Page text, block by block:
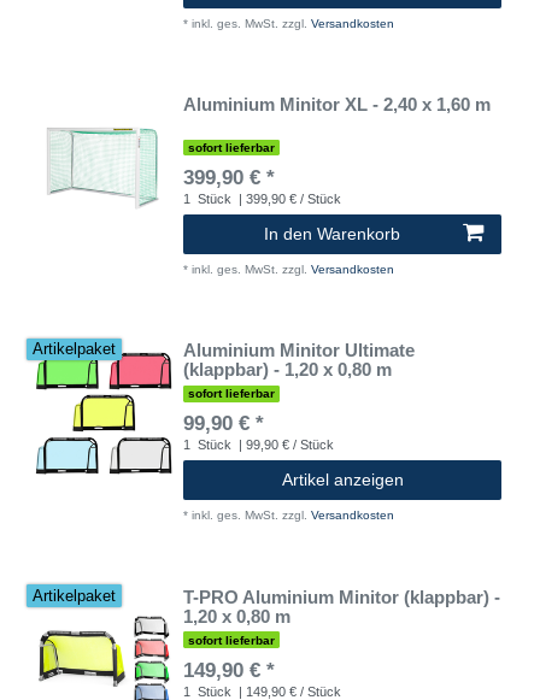
* inkl. ges. MwSt. zzgl. Versandkosten
Aluminium Minitor XL - 2,40 x 1,60 m
sofort lieferbar
399,90 € *
1 Stück | 399,90 € / Stück
In den Warenkorb
* inkl. ges. MwSt. zzgl. Versandkosten
Artikelpaket
Aluminium Minitor Ultimate
(klappbar) - 1,20 x 0,80 m
sofort lieferbar
99,90 € *
1 Stück | 99,90 € / Stück
Artikel anzeigen
* inkl. ges. MwSt. zzgl. Versandkosten
Artikelpaket
T-PRO Aluminium Minitor (klappbar) -
1,20 x 0,80 m
sofort lieferbar
149,90 € *
1 Stück | 149,90 € / Stück